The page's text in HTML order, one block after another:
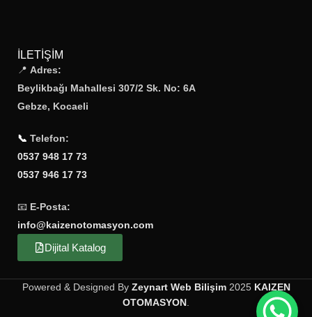
İLETIŞIM
📍 Adres:
Beylikbağı Mahallesi 307/2 Sk. No: 6A
Gebze, Kocaeli
📞 Telefon:
0537 948 17 73
0537 946 17 73
📧 E-Posta:
info@kaizenotomasyon.com
Dijital Katalog
Powered & Designed By Zeynart Web Bilişim 2025 KAIZEN
OTOMASYON